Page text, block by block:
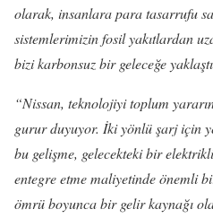
olarak, insanlara para tasarrufu
sistemlerimizin fosil yakıtlardan
bizi karbonsuz bir geleceğe
“Nissan, teknolojiyi toplum
gurur duyuyor. İki yönlü şarj için
bu gelişme, gelecekteki bir
entegre etme maliyetinde önemli
ömrü boyunca bir gelir kaynağı